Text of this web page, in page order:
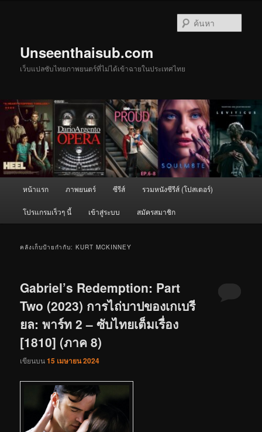
Unseenthaisub.com
เว็บแปลซับไทยภาพยนตร์ที่ไม่ได้เข้าฉายในประเทศไทย
หน้าแรก ภาพยนตร์ ซีรีส์ รวมหนังซีรีส์ (โปสเตอร์)
โปรแกรมเร็วๆ นี้ เข้าสู่ระบบ สมัครสมาชิก
คลังเก็บป้ายกำกับ:KURT MCKINNEY
Gabriel’s Redemption: Part
Two (2023) การไถ่บาปของเกเบรี
ยล: พาร์ท 2 – ซับไทยเต็มเรื่อง
[1810] (ภาค 8)
เขียนบน15 เมษายน 2024